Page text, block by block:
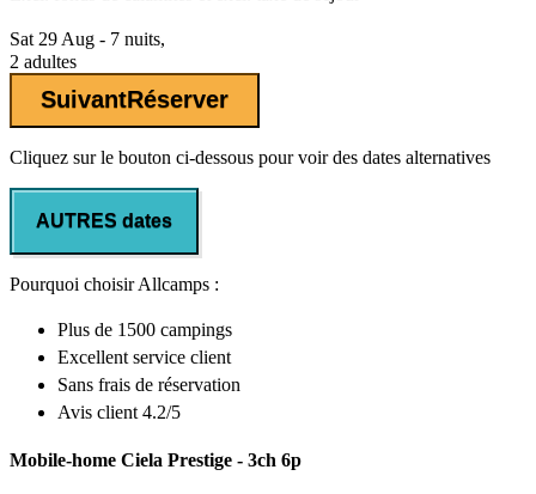
Sat 29 Aug - 7 nuits,
2 adultes
SuivantRéserver
Cliquez sur le bouton ci-dessous pour voir des dates alternatives
AUTRES dates
Pourquoi choisir Allcamps :
Plus de 1500 campings
Excellent service client
Sans frais de réservation
Avis client 4.2/5
Mobile-home Ciela Prestige - 3ch 6p